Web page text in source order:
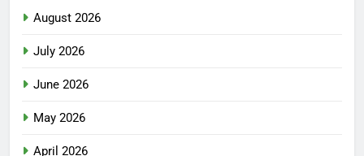
August 2026
July 2026
June 2026
May 2026
April 2026